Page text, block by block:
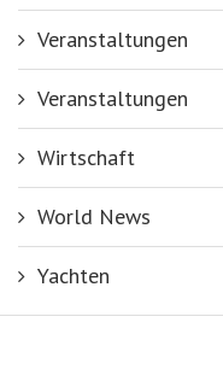
Veranstaltungen
Veranstaltungen
Wirtschaft
World News
Yachten